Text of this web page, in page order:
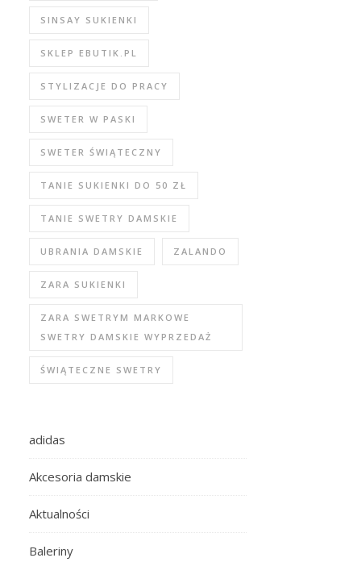
SINSAY SUKIENKI
SKLEP EBUTIK.PL
STYLIZACJE DO PRACY
SWETER W PASKI
SWETER ŚWIĄTECZNY
TANIE SUKIENKI DO 50 ZŁ
TANIE SWETRY DAMSKIE
UBRANIA DAMSKIE ZALANDO
ZARA SUKIENKI
ZARA SWETRYM MARKOWE
SWETRY DAMSKIE WYPRZEDAŻ
ŚWIĄTECZNE SWETRY
adidas
Akcesoria damskie
Aktualności
Baleriny